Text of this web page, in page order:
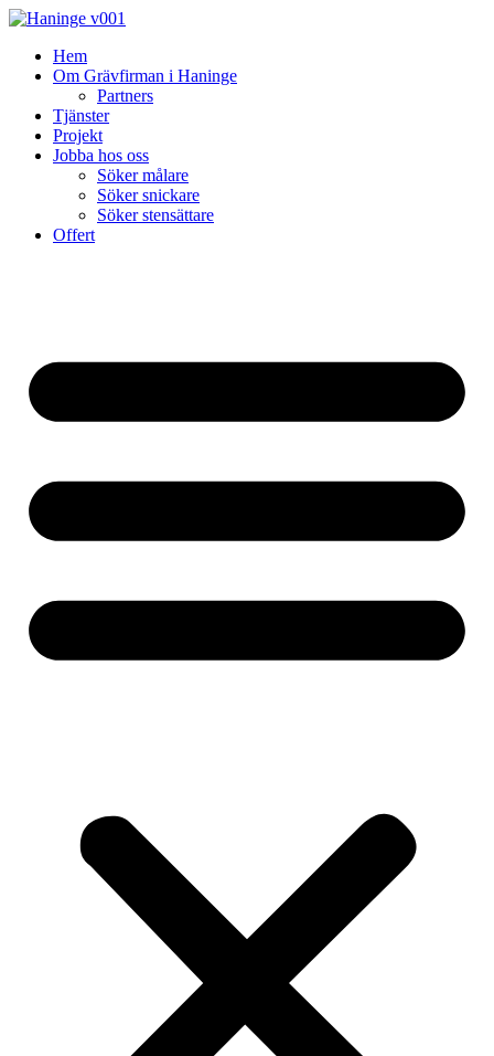
Skip
contentHem
Om Grävfirman i Haninge
Partners
Tjänster
Projekt
Jobba hos oss
Söker målare
Söker snickare
Söker stensättare
Offert